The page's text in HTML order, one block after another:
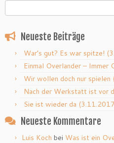
nach:
Neueste Beiträge
War’s gut? Es war spitze!
Einmal Overlander –
Wir wollen doch nur
Nach der Werkstatt ist vor
Sie ist wieder da
Neueste Kommentare
Luis Koch bei Was ist ein